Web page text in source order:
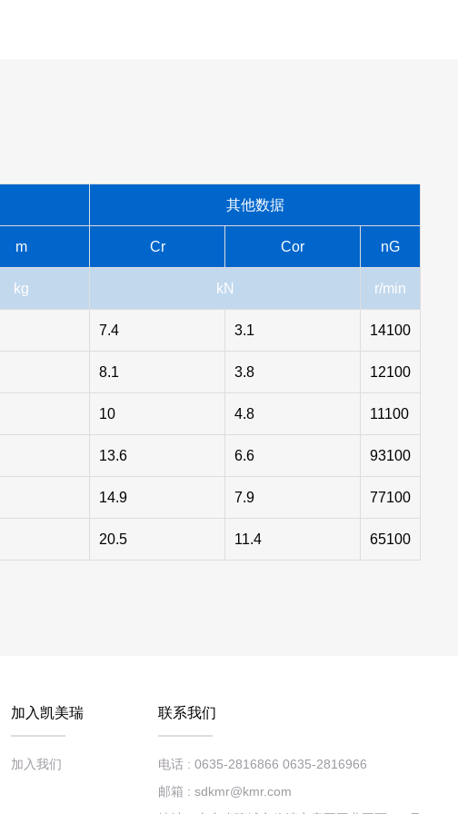
其他数据
m Cr Cor nG
kg kN r/min
7.4 3.1 14100
8.1 3.8 12100
10 4.8 11100
13.6 6.6 93100
14.9 7.9 77100
20.5 11.4 65100
加入凯美瑞
加入我们
联系我们
电话 : 0635-2816866 0635-2816966
邮箱 : sdkmr@kmr.com